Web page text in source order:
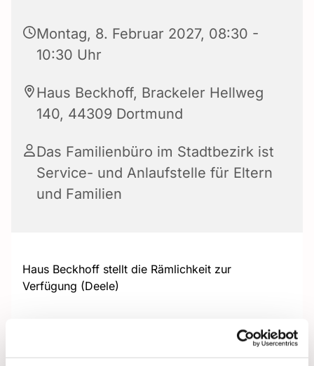
Montag, 8. Februar 2027, 08:30 -
10:30 Uhr
Haus Beckhoff, Brackeler Hellweg
140, 44309 Dortmund
Das Familienbüro im Stadtbezirk ist
Service- und Anlaufstelle für Eltern
und Familien
Haus Beckhoff stellt die Rämlichkeit zur
Verfügung (Deele)